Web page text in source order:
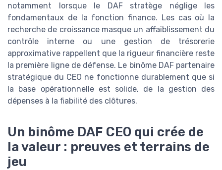
notamment lorsque le DAF stratège néglige les
fondamentaux de la fonction finance. Les cas où la
recherche de croissance masque un affaiblissement du
contrôle interne ou une gestion de trésorerie
approximative rappellent que la rigueur financière reste
la première ligne de défense. Le binôme DAF partenaire
stratégique du CEO ne fonctionne durablement que si
la base opérationnelle est solide, de la gestion des
dépenses à la fiabilité des clôtures.
Un binôme DAF CEO qui crée de
la valeur : preuves et terrains de
jeu